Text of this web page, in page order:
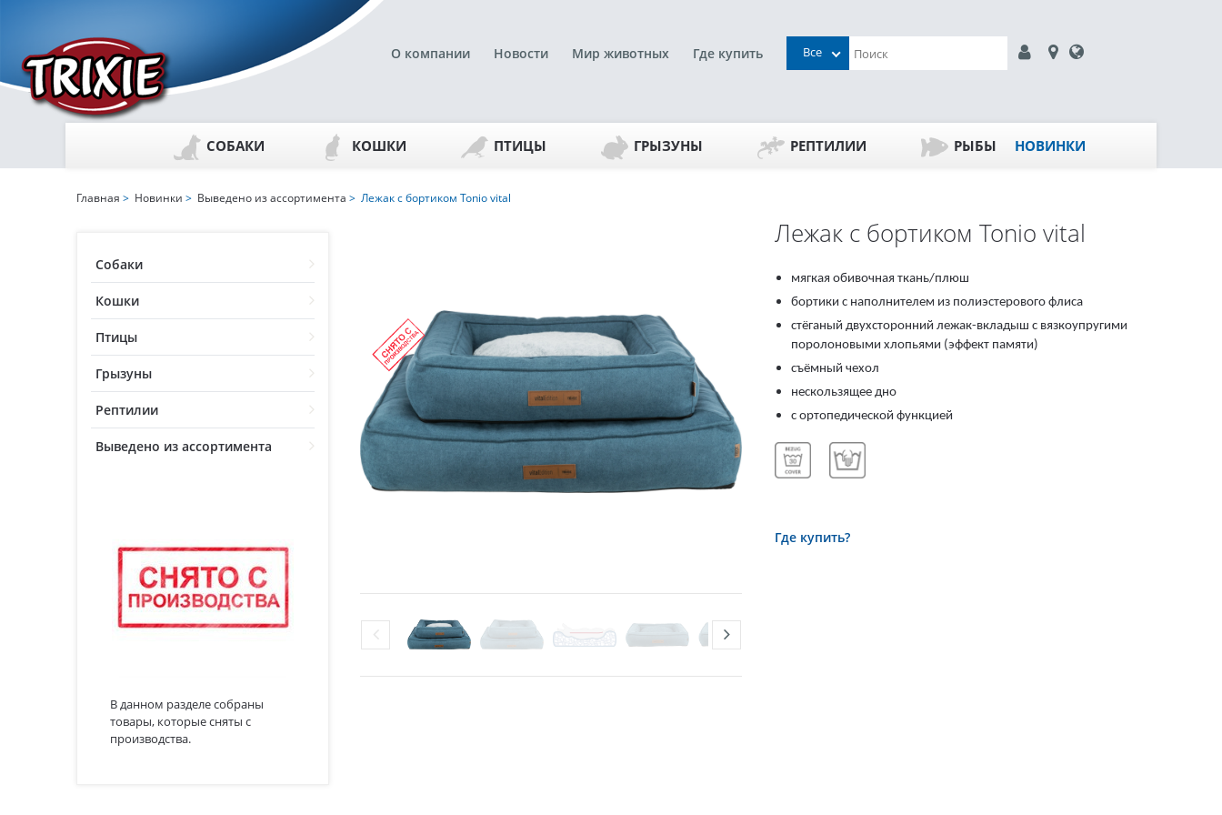
О компании Новости Мир животных Где купить Все
СОБАКИ КОШКИ ПТИЦЫ ГРЫЗУНЫ РЕПТИЛИИ РЫБЫ НОВИНКИ
Собаки
Кошки
Птицы
Грызуны
Рептилии
Выведено из ассортимента
В данном разделе собраны
товары, которые сняты с
производства.
Главная > Новинки > Выведено из ассортимента > Лежак с бортиком Tonio vital
Лежак с бортиком Tonio vital
мягкая обивочная ткань/плюш
бортики с наполнителем из полиэстерового флиса
стёганый двухсторонний лежак-вкладыш с вязкоупругими
поролоновыми хлопьями (эффект памяти)
съёмный чехол
нескользящее дно
с ортопедической функцией
Где купить?